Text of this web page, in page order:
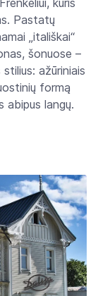
Pastatų
„itališkai“
šonuose –
ažūriniais
formą
abipus langų.